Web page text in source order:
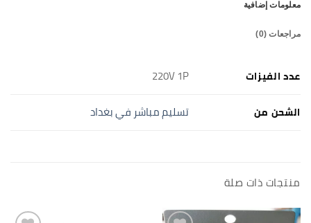
معلومات إضافية
مراجعات (0)
عدد الفيزات 220V 1P
الشحن من تسليم مباشر في بغداد
منتجات ذات صلة